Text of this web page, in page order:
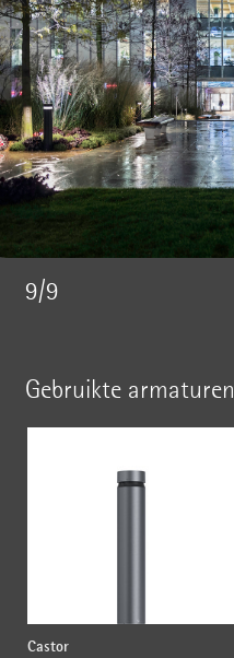
9/9
Gebruikte armaturen
Castor